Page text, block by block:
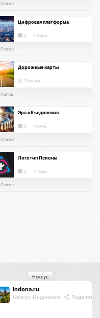
Статья
Цифровая платформа
0 < 1 мин.
Статья
Дорожные карты
3 атома
Папка
Эра объединения
0 ~1 мин.
Статья
Логотип Псионы
2 ~4 мин.
Статья
indona.ru
Нексус Индонезии
Нексус